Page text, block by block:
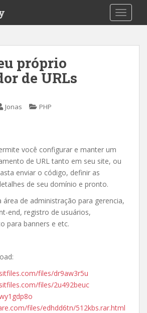
próprio
de URLs
Jonas PHP
você configurar e manter um
de URL tanto em seu site, ou
enviar o código, definir as
de seu domínio e pronto.
área de administração para gerencia,
end, registro de usuários,
para banners e etc.
files/dr9aw3r5u
files/2u492beuc
files/edhdd6tn/512kbs.rar.html